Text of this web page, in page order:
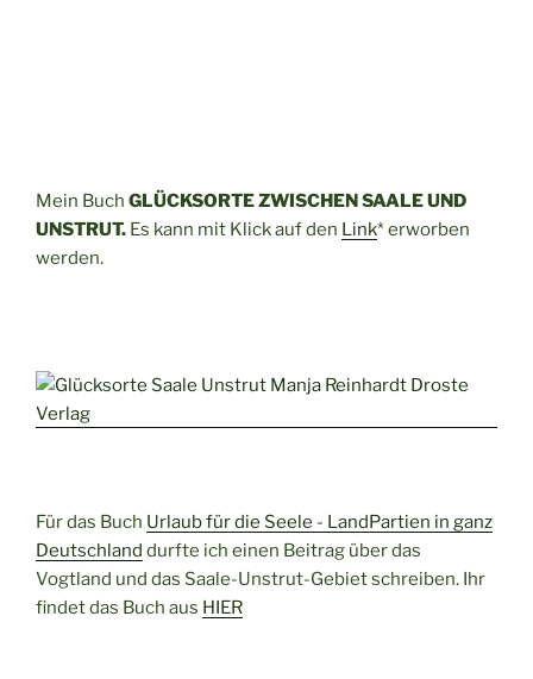
Mein Buch GLÜCKSORTE ZWISCHEN SAALE UND
UNSTRUT. Es kann mit Klick auf den Link* erworben
werden.
Für das Buch Urlaub für die Seele - LandPartien in ganz
Deutschland durfte ich einen Beitrag über das
Vogtland und das Saale-Unstrut-Gebiet schreiben. Ihr
findet das Buch aus HIER